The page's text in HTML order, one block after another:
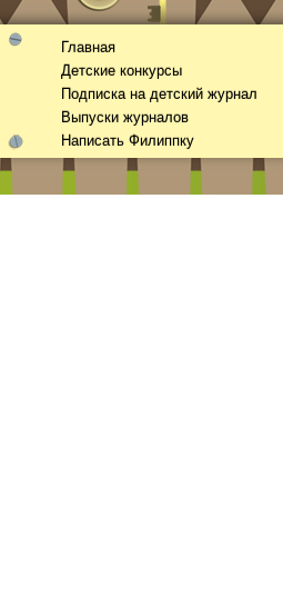
Главная
Детские конкурсы
Подписка на детский журнал
Выпуски журналов
Написать Филиппку